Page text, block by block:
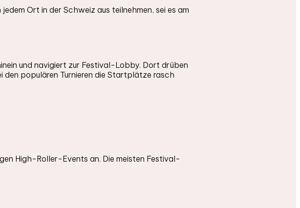
Ort in der Schweiz aus teilnehmen, sei es am
und navigiert zur Festival-Lobby. Dort drüben
populären Turnieren die Startplätze rasch
High-Roller-Events an. Die meisten Festival-